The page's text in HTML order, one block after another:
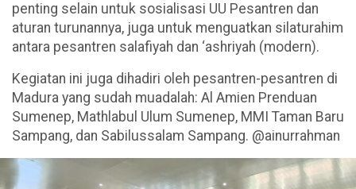
penting selain untuk sosialisasi UU Pesantren dan
aturan turunannya, juga untuk menguatkan silaturahim
antara pesantren salafiyah dan ‘ashriyah (modern).
Kegiatan ini juga dihadiri oleh pesantren-pesantren di
Madura yang sudah muadalah: Al Amien Prenduan
Sumenep, Mathlabul Ulum Sumenep, MMI Taman Baru
Sampang, dan Sabilussalam Sampang. @ainurrahman